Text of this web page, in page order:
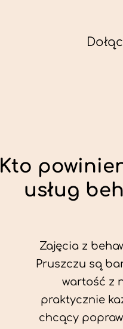
Kto
usług
Zajęcia z
Pruszczu są
wartość z
praktycznie
chcący